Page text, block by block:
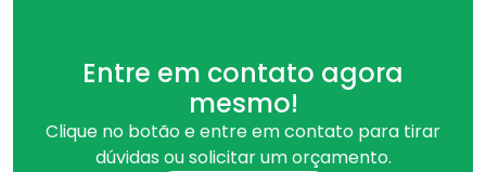
Entre em contato agora
mesmo!
Clique no botão e entre em contato para tirar
dúvidas ou solicitar um orçamento.